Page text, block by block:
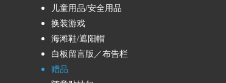
儿童用品/安全用品
换装游戏
海滩鞋/遮阳帽
白板留言版／布告栏
赠品